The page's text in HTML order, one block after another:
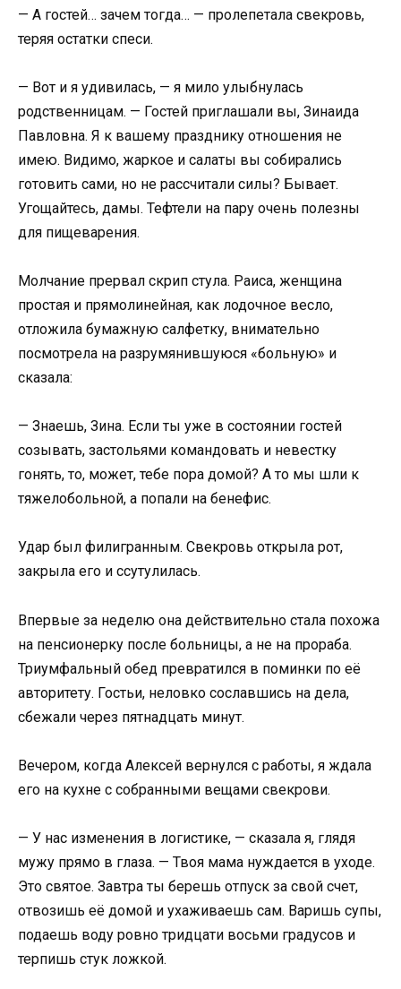
— А гостей… зачем тогда… — пролепетала свекровь,
теряя остатки спеси.
— Вот и я удивилась, — я мило улыбнулась
родственницам. — Гостей приглашали вы, Зинаида
Павловна. Я к вашему празднику отношения не
имею. Видимо, жаркое и салаты вы собирались
готовить сами, но не рассчитали силы? Бывает.
Угощайтесь, дамы. Тефтели на пару очень полезны
для пищеварения.
Молчание прервал скрип стула. Раиса, женщина
простая и прямолинейная, как лодочное весло,
отложила бумажную салфетку, внимательно
посмотрела на разрумянившуюся «больную» и
сказала:
— Знаешь, Зина. Если ты уже в состоянии гостей
созывать, застольями командовать и невестку
гонять, то, может, тебе пора домой? А то мы шли к
тяжелобольной, а попали на бенефис.
Удар был филигранным. Свекровь открыла рот,
закрыла его и ссутулилась.
Впервые за неделю она действительно стала похожа
на пенсионерку после больницы, а не на прораба.
Триумфальный обед превратился в поминки по её
авторитету. Гостьи, неловко сославшись на дела,
сбежали через пятнадцать минут.
Вечером, когда Алексей вернулся с работы, я ждала
его на кухне с собранными вещами свекрови.
— У нас изменения в логистике, — сказала я, глядя
мужу прямо в глаза. — Твоя мама нуждается в уходе.
Это святое. Завтра ты берешь отпуск за свой счет,
отвозишь её домой и ухаживаешь сам. Варишь супы,
подаешь воду ровно тридцати восьми градусов и
терпишь стук ложкой.